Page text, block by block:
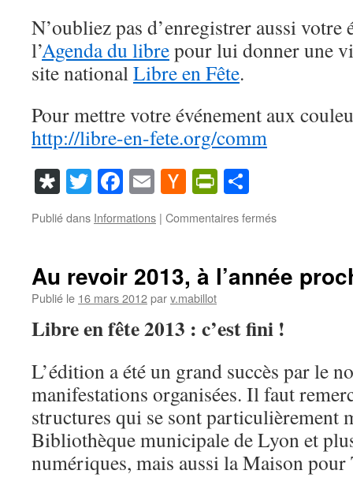
N’oubliez pas d’enregistrer aussi votre
l’Agenda du librepour lui donner une
site nationalLibre en Fête.
Pour mettre votre événement aux
http://libre-en-fete.org/comm
Diaspora
TwitterFacebook
EmailHacker
News
PrintFriendly
Publié dans Informations | Commentaires ferméssur
Libre
2015
Au revoir 2013, à l’année
Publié le 16 mars 2012parv.mabillot
Libre en fête 2013 : c’est fini !
L’édition a été un grand succès par le
manifestations organisées. Il faut
structures qui se sont particulièrement
Bibliothèque municipale de Lyon et
numériques, mais aussi la Maison pour